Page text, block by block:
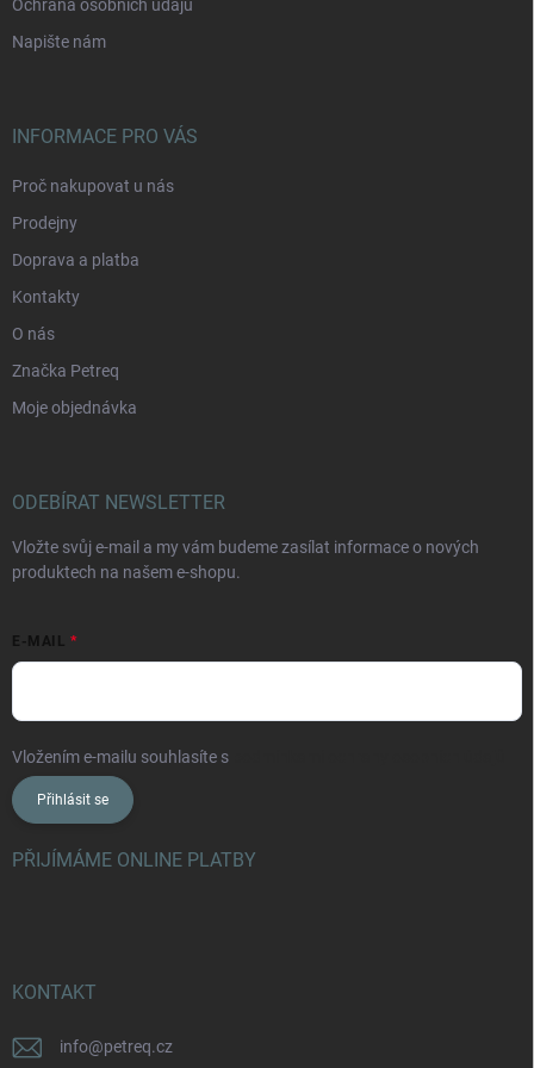
Ochrana osobních údajů
Napište nám
INFORMACE PRO VÁS
Proč nakupovat u nás
Prodejny
Doprava a platba
Kontakty
O nás
Značka Petreq
Moje objednávka
ODEBÍRAT NEWSLETTER
Vložte svůj e-mail a my vám budeme zasílat informace o nových
produktech na našem e-shopu.
E-MAIL
Vložením e-mailu souhlasíte s
Přihlásit se
PŘIJÍMÁME ONLINE PLATBY
KONTAKT
info@petreq.cz